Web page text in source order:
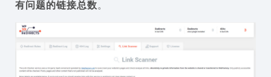
有问题的链接总数。